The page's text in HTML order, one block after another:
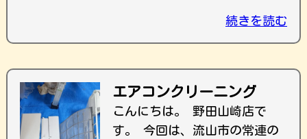
続きを読む
エアコンクリーニング
こんにちは。 野田山崎店で
す。 今回は、流山市の常連の